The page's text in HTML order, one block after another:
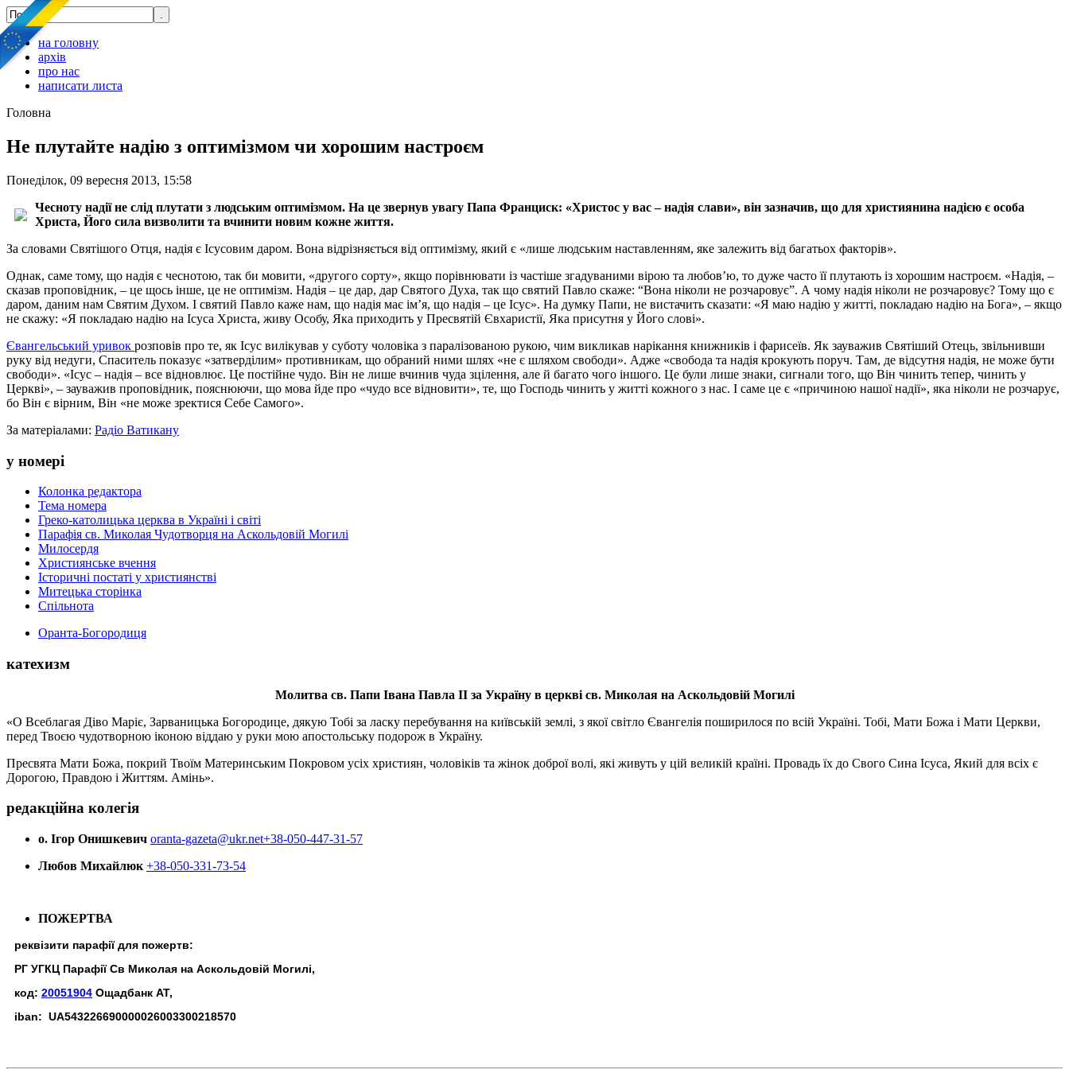
на головну
архів
про нас
написати листа
Головна
Не плутайте надію з оптимізмом чи хорошим настроєм
Понеділок, 09 вересня 2013, 15:58
Чесноту надії не слід плутати з людським оптимізмом. На це звернув увагу Папа Франциск: «Христос у вас – надія слави», він зазначив, що для християнина надією є особа
Христа, Його сила визволити та вчинити новим кожне життя.
За словами Святішого Отця, надія є Ісусовим даром. Вона відрізняється від оптимізму, який є «лише людським наставленням, яке залежить від багатьох факторів».
Однак, саме тому, що надія є чеснотою, так би мовити, «другого сорту», якщо порівнювати із частіше згадуваними вірою та любов’ю, то дуже часто її плутають із хорошим настроєм. «Надія, –
сказав проповідник, – це щось інше, це не оптимізм. Надія – це дар, дар Святого Духа, так що святий Павло скаже: “Вона ніколи не розчаровує”. А чому надія ніколи не розчаровує? Тому що є
даром, даним нам Святим Духом. І святий Павло каже нам, що надія має ім’я, що надія – це Ісус». На думку Папи, не вистачить сказати: «Я маю надію у житті, покладаю надію на Бога», – якщо
не скажу: «Я покладаю надію на Ісуса Христа, живу Особу, Яка приходить у Пресвятій Євхаристії, Яка присутня у Його слові».
Євангельський уривок розповів про те, як Ісус вилікував у суботу чоловіка з паралізованою рукою, чим викликав нарікання книжників і фарисеїв. Як зауважив Святіший Отець, звільнивши
руку від недуги, Спаситель показує «затверділим» противникам, що обраний ними шлях «не є шляхом свободи». Адже «свобода та надія крокують поруч. Там, де відсутня надія, не може бути
свободи». «Ісус – надія – все відновлює. Це постійне чудо. Він не лише вчинив чуда зцілення, але й багато чого іншого. Це були лише знаки, сигнали того, що Він чинить тепер, чинить у
Церкві», – зауважив проповідник, пояснюючи, що мова йде про «чудо все відновити», те, що Господь чинить у житті кожного з нас. І саме це є «причиною нашої надії», яка ніколи не розчарує,
бо Він є вірним, Він «не може зректися Себе Самого».
За матеріалами: Радіо Ватикану
у номері
Колонка редактора
Тема номера
Греко-католицька церква в Україні і світі
Парафія св. Миколая Чудотворця на Аскольдовій Могилі
Милосердя
Християнське вчення
Історичні постаті у християнстві
Митецька сторінка
Спільнота
Оранта-Богородиця
катехизм
Молитва св. Папи Івана Павла ІІ за Україну в церкві св. Миколая на Аскольдовій Могилі
«О Всеблагая Діво Маріє, Зарваницька Богородице, дякую Тобі за ласку перебування на київській землі, з якої світло Євангелія поширилося по всій Україні. Тобі, Мати Божа і Мати Церкви,
перед Твоєю чудотворною іконою віддаю у руки мою апостольську подорож в Україну.
Пресвята Мати Божа, покрий Твоїм Материнським Покровом усіх християн, чоловіків та жінок доброї волі, які живуть у цій великій країні. Провадь їх до Свого Сина Ісуса, Який для всіх є
Дорогою, Правдою і Життям. Амінь».
редакційна колегія
о. Ігор Онишкевич oranta-gazeta@ukr.net+38-050-447-31-57
Любов Михайлюк +38-050-331-73-54
ПОЖЕРТВА
реквізити парафії для пожертв:
РГ УГКЦ Парафії Св Миколая на Аскольдовій Могилі,
код: 20051904 Ощадбанк АТ,
iban: UA543226690000026003300218570